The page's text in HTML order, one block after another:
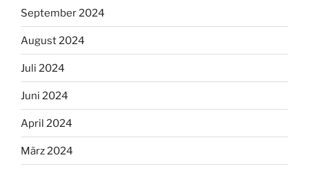
September 2024
August 2024
Juli 2024
Juni 2024
April 2024
März 2024